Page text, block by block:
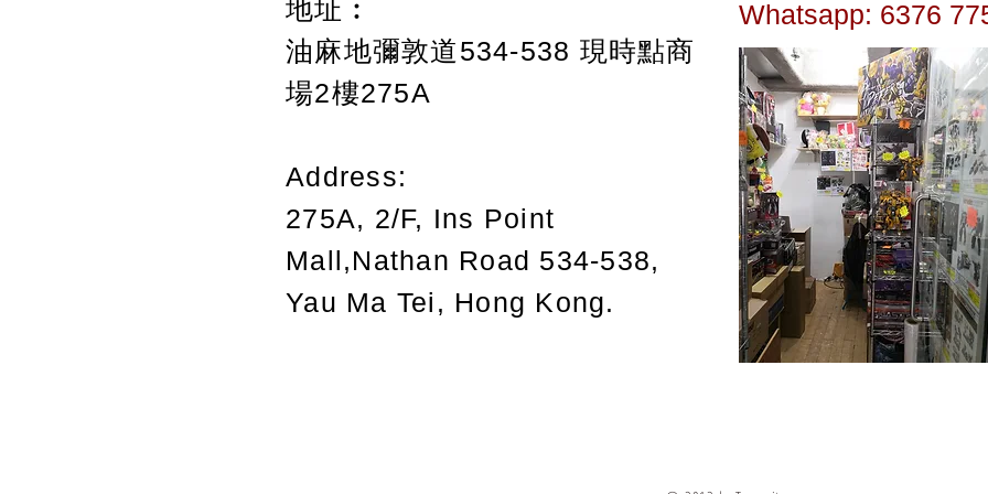
地址︰
油麻地彌敦道534-538 現時點商
場2樓275A
Address:
275A, 2/F, Ins Point
Mall,Nathan Road 534-538,
Yau Ma Tei, Hong Kong.
Whatsapp: 6376